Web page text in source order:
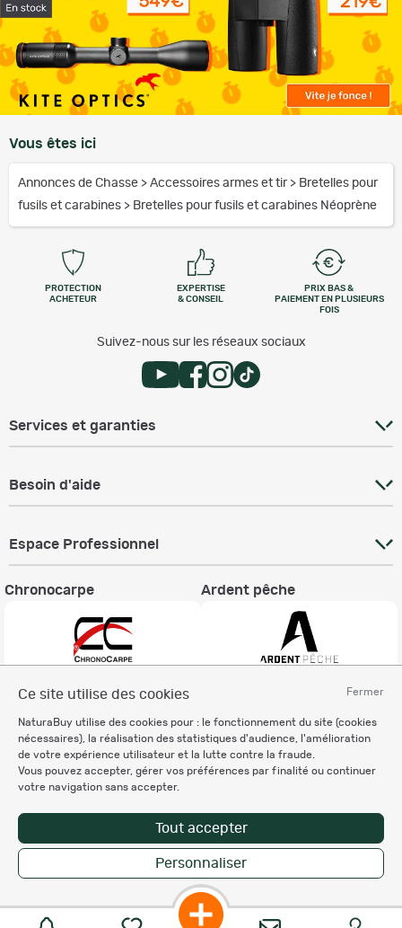
Fermer
Ce site utilise des cookies
NaturaBuy utilise des cookies pour : le fonctionnement du site (cookies
nécessaires), la réalisation des statistiques d'audience, l'amélioration
de votre expérience utilisateur et la lutte contre la fraude.
Vous pouvez accepter, gérer vos préférences par finalité ou continuer
votre navigation sans accepter.
Tout accepter
Personnaliser
Vous êtes ici
Annonces de Chasse > Accessoires armes et tir > Bretelles pour
fusils et carabines > Bretelles pour fusils et carabines Néoprène
PROTECTION
ACHETEUR
EXPERTISE
& CONSEIL
PRIX BAS &
PAIEMENT EN PLUSIEURS
FOIS
Suivez-nous sur les réseaux sociaux
Services et garanties
Besoin d'aide
Espace Professionnel
Chronocarpe Ardent pêche
Charte éthique
Mentions légales
Règlement & Conditions d'utilisation
Politique de protection
des données personnelles
Personnalisation des cookies
Copyright © 2007-2026 NaturaBuy. Tous droits réservés. N°CNIL: 1239459.
Les marques commerciales mentionnées appartiennent à leurs propriétaires
respectifs in 0.069 s
Suggestions de recherche